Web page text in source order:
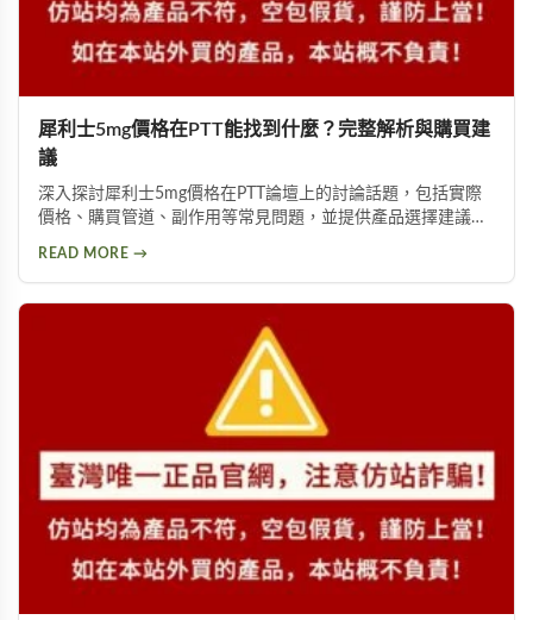
犀利士5mg價格在PTT能找到什麼？完整解析與購買建
議
深入探討犀利士5mg價格在PTT論壇上的討論話題，包括實際
價格、購買管道、副作用等常見問題，並提供產品選擇建議，
READ MORE →